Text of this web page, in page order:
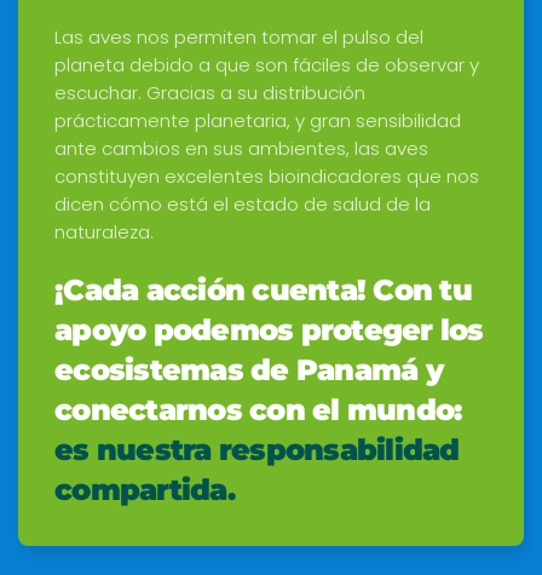
Las aves nos permiten tomar el pulso del
planeta debido a que son fáciles de observar y
escuchar. Gracias a su distribución
prácticamente planetaria, y gran sensibilidad
ante cambios en sus ambientes, las aves
constituyen excelentes bioindicadores que nos
dicen cómo está el estado de salud de la
naturaleza.
¡Cada acción cuenta! Con tu
apoyo podemos proteger los
ecosistemas de Panamá y
conectarnos con el mundo:
es nuestra responsabilidad
compartida.